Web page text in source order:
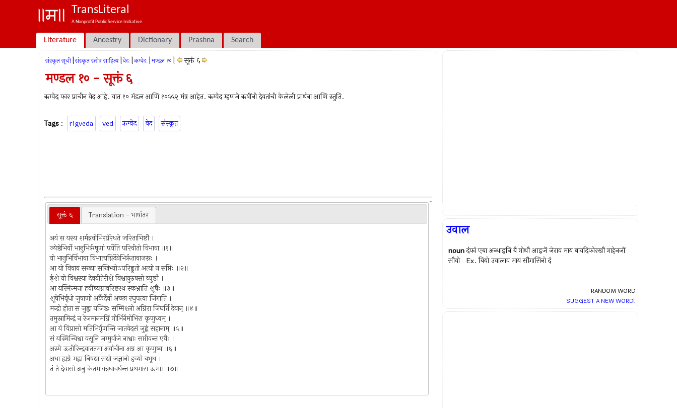
TransLiteral
A Nonprofit Public Service Initiative.
Literature Ancestry Dictionary Prashna Search
संस्कृत सूची संस्कृत स्तोत्र साहित्य वेदः ऋग्वेदः मण्डल १० सूक्तं ६
मण्डल १० - सूक्तं ६
ऋग्वेद फार प्राचीन वेद आहे. यात १० मंडल आणि १०५५२ मंत्र आहेत. ऋग्वेद म्हणजे ऋषींनी देवतांची केलेली प्रार्थना आणि स्तुति.
Tags : rigveda ved ऋग्वेद वेद संस्कृत
सूक्तं ६ Translation - भाषांतर
अयं स यस्य शर्मन्नवोभिरग्नेरेधते जरिताभिष्टौ ।
ज्येष्ठेभिर्यो भानुभिरृषूणां पर्येति परिवीतो विभावा ॥१॥
यो भानुभिर्विभावा विभात्यग्निर्देवेभिरृतावाजस्रः ।
आ यो विवाय सख्या सखिभ्योऽपरिह्वृतो अत्यो न सप्तिः ॥२॥
ईशे यो विश्वस्या देववीतेरीशे विश्वायुरुषसो व्युष्टौ ।
आ यस्मिन्मना हवींष्यग्नावरिष्टरथ स्कभ्नाति शूषैः ॥३॥
शूषेभिर्वृधो जुषाणो अर्कैर्देवाँ अच्छा रघुपत्वा जिगाति ।
मन्द्रो होता स जुह्वा यजिष्ठः सम्मिश्लो अग्निरा जिघर्ति देवान् ॥४॥
तमुस्रामिन्द्रं न रेजमानमग्निं गीर्भिर्नमोभिरा कृणुध्वम् ।
आ यं विप्रासो मतिभिर्गृणन्ति जातवेदसं जुह्वं सहानाम् ॥५॥
सं यस्मिन्विश्वा वसूनि जग्मुर्वाजे नाश्वाः सप्तीवन्त एवैः ।
अस्मे ऊतीरिन्द्रवाततमा अर्वाचीना अग्न आ कृणुष्व ॥६॥
अधा ह्यग्ने मह्ना निषद्या सद्यो जज्ञानो हव्यो बभूथ ।
तं ते देवासो अनु केतमायन्नधावर्धन्त प्रथमास ऊमाः ॥७॥
उवाल
nounदंफां एबा अन्थाइनि बै गोथौ आइजें जेराव माय बायदिफोरखौ गाहेनजों
सौवो Ex.बियो उवालाव माय सौगासिनो दं
RANDOM WORD
SUGGEST A NEW WORD!